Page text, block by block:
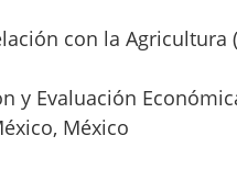
con la Agricultura
y Evaluación
México